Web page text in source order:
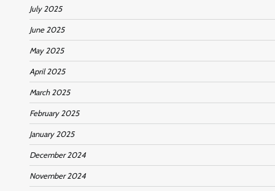
July 2025
June 2025
May 2025
April 2025
March 2025
February 2025
January 2025
December 2024
November 2024